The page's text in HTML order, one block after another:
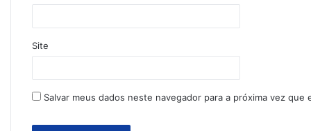
Site
Salvar meus dados neste navegador para a próxima vez que